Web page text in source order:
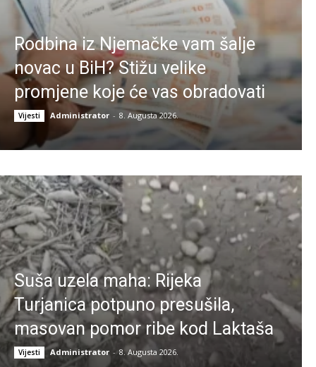
Rodbina iz Njemačke vam šalje
novac u BiH? Stižu velike
promjene koje će vas obradovati
Vijesti Administrator - 8. Augusta 2026.
Suša uzela maha: Rijeka
Turjanica potpuno presušila,
masovan pomor ribe kod Laktaša
Vijesti Administrator - 8. Augusta 2026.